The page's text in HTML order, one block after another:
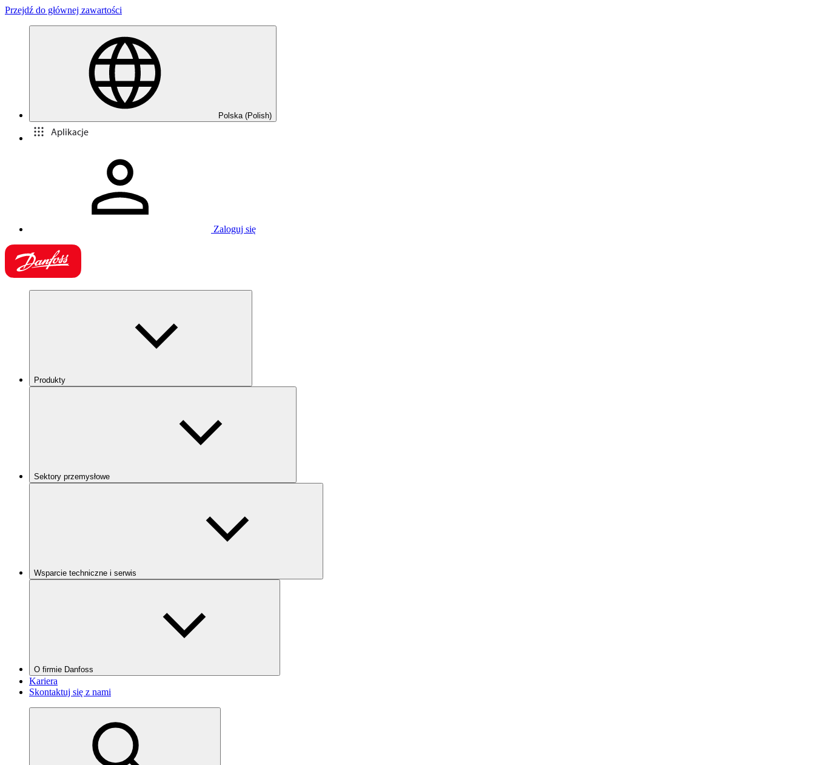
Przejdź do głównej zawartości
Polska (Polish)
Aplikacje
Zaloguj się
Produkty
Sektory przemysłowe
Wsparcie techniczne i serwis
O firmie Danfoss
Kariera
Skontaktuj się z nami